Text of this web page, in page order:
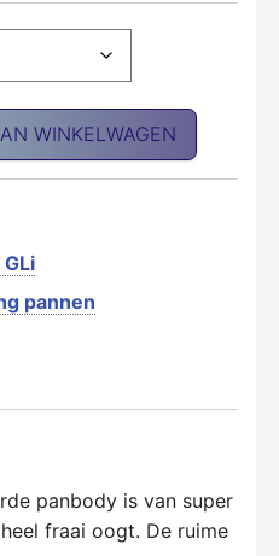
WINKELWAGEN
pannen
panbody is van super
fraai oogt. De ruime